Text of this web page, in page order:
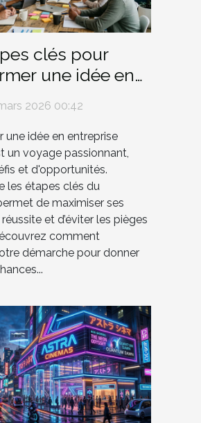
clés pour
une idée en
2026 00:42
une idée en entreprise
un voyage passionnant,
et d'opportunités.
les étapes clés du
de maximiser ses
et d’éviter les pièges
comment
démarche pour donner